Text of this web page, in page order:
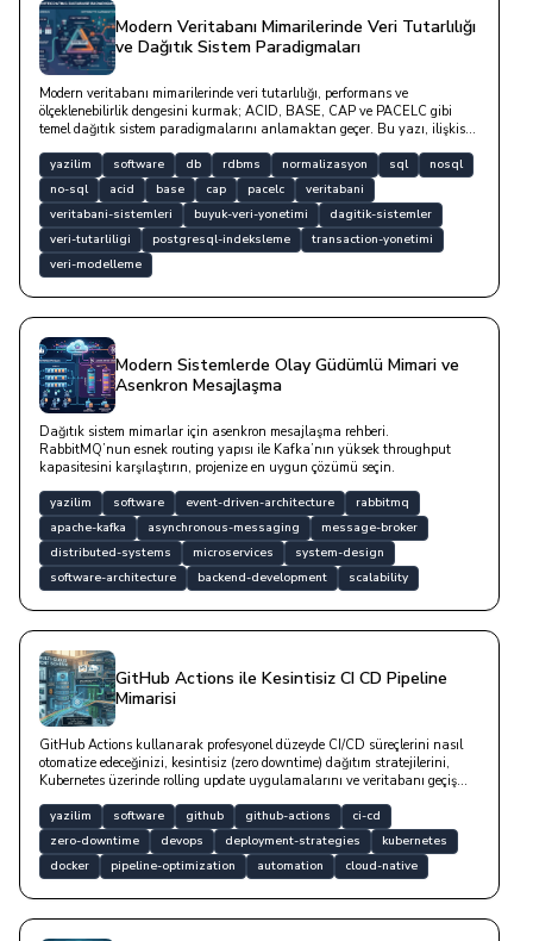
Modern Veritabanı Mimarilerinde Veri Tutarlılığı
ve Dağıtık Sistem Paradigmaları
Modern veritabanı mimarilerinde veri tutarlılığı, performans ve
ölçeklenebilirlik dengesini kurmak; ACID, BASE, CAP ve PACELC gibi
temel dağıtık sistem paradigmalarını anlamaktan geçer. Bu yazı, ilişkisel
süreçlerini, normalizasyon formlarını ve kod örnekleriyle optimizasyon
stratejilerini ele almaktadır.
yazilim software db rdbms normalizasyon sql
nosql
no-sql
acid base cap pacelc
veritabani
veritabani-sistemleri
buyuk-veri-yonetimi
dagitik-sistemler
veri-tutarliligi
postgresql-indeksleme
transaction-yonetimi
veri-modelleme
Modern Sistemlerde Olay Güdümlü Mimari ve
Asenkron Mesajlaşma
Dağıtık sistem mimarlar için asenkron mesajlaşma rehberi.
RabbitMQ’nun esnek routing yapısı ile Kafka’nın yüksek throughput
kapasitesini karşılaştırın, projenize en uygun çözümü seçin.
yazilim software event-driven-architecture
rabbitmq
apache-kafka
asynchronous-messaging
message-broker
distributed-systems
microservices
system-design
software-architecture
backend-development scalability
GitHub Actions ile Kesintisiz CI CD Pipeline
Mimarisi
GitHub Actions kullanarak profesyonel düzeyde CI/CD süreçlerini nasıl
otomatize edeceğinizi, kesintisiz (zero downtime) dağıtım stratejilerini,
Kubernetes üzerinde rolling update uygulamalarını ve veritabanı geçiş
almaktadır.
yazilim software github github-actions
ci-cd
zero-downtime
devops deployment-strategies
kubernetes
docker
pipeline-optimization automation cloud-native